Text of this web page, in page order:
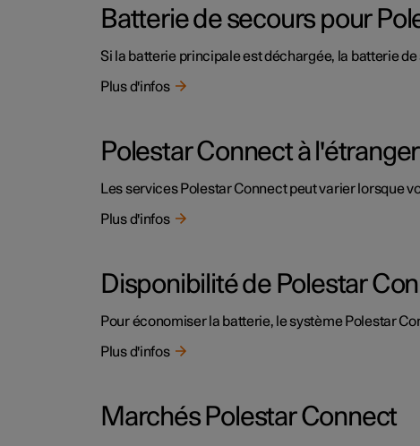
Batterie de secours pour
Si la batterie principale est déchargée, la batterie
Plus d'infos
Polestar Connect à l'étranger
Les services Polestar Connect peut varier lorsque
Plus d'infos
Disponibilité de Polestar
Pour économiser la batterie, le système Polestar
Plus d'infos
Marchés Polestar Connect